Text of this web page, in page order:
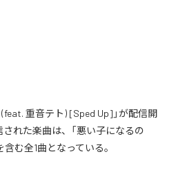
重音テト) [Sped Up]」が配信開
れた楽曲は、「悪い子になるの
む全1曲となっている。